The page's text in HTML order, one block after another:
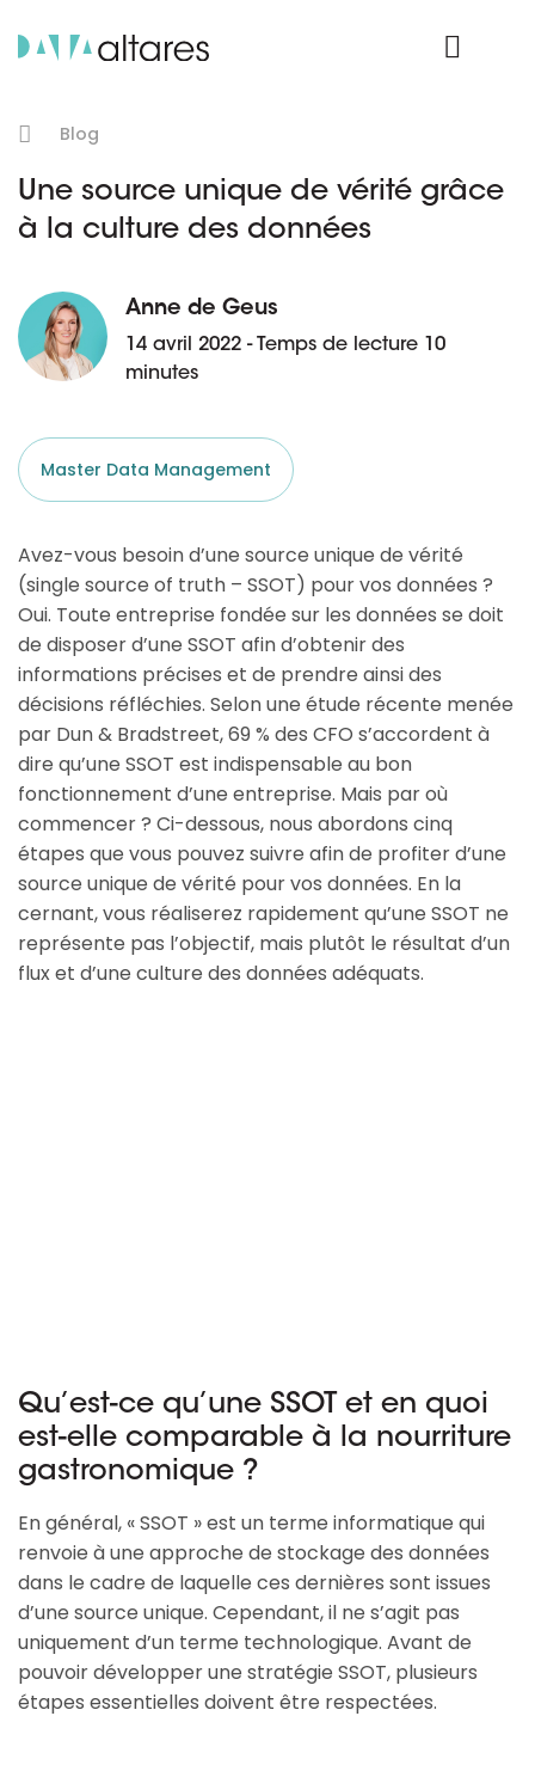
Blog
Une source unique de vérité grâce
à la culture des données
Anne de Geus
14 avril 2022 - Temps de lecture 10
minutes
Master Data Management
Avez-vous besoin d’une source unique de vérité
(single source of truth – SSOT) pour vos données ?
Oui. Toute entreprise fondée sur les données se doit
de disposer d’une SSOT afin d’obtenir des
informations précises et de prendre ainsi des
décisions réfléchies. Selon une étude récente menée
par Dun & Bradstreet, 69 % des CFO s’accordent à
dire qu’une SSOT est indispensable au bon
fonctionnement d’une entreprise. Mais par où
commencer ? Ci-dessous, nous abordons cinq
étapes que vous pouvez suivre afin de profiter d’une
source unique de vérité pour vos données. En la
cernant, vous réaliserez rapidement qu’une SSOT ne
représente pas l’objectif, mais plutôt le résultat d’un
flux et d’une culture des données adéquats.
Qu’est-ce qu’une SSOT et en quoi
est-elle comparable à la nourriture
gastronomique ?
En général, « SSOT » est un terme informatique qui
renvoie à une approche de stockage des données
dans le cadre de laquelle ces dernières sont issues
d’une source unique. Cependant, il ne s’agit pas
uniquement d’un terme technologique. Avant de
pouvoir développer une stratégie SSOT, plusieurs
étapes essentielles doivent être respectées.